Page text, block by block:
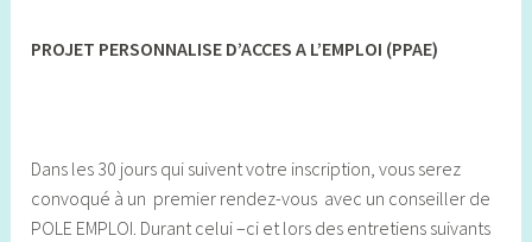
PROJET PERSONNALISE D’ACCES A L’EMPLOI (PPAE)
Dans les 30 jours qui suivent votre inscription, vous serez
convoqué à un premier rendez-vous avec un conseiller de
POLE EMPLOI. Durant celui –ci et lors des entretiens suivants